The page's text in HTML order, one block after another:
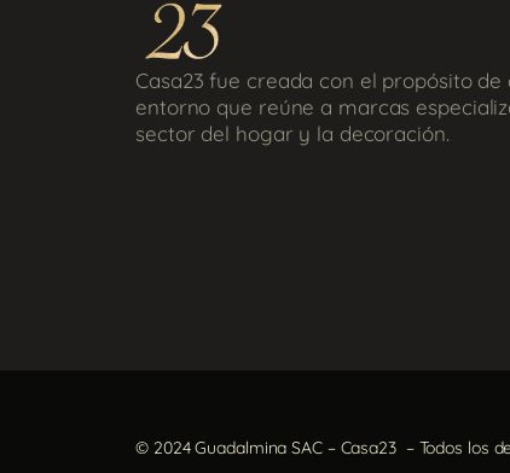
Casa23 fue creada con el propósito
entorno que reúne a marcas
sector del hogar y la decoración.
© 2024 Guadalmina SAC – Casa23 – Todos los